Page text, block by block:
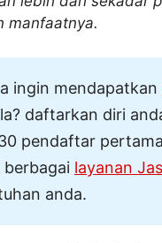
manfaatnya.
ingin mendapatkan
daftarkan diri
pendaftar
berbagai layanan
anda.